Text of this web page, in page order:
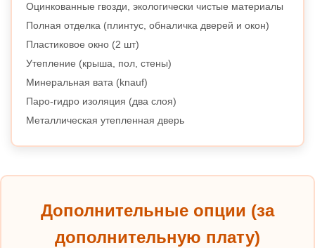
Оцинкованные гвозди, экологически чистые материалы
Полная отделка (плинтус, обналичка дверей и окон)
Пластиковое окно (2 шт)
Утепление (крыша, пол, стены)
Минеральная вата (knauf)
Паро-гидро изоляция (два слоя)
Металлическая утепленная дверь
Дополнительные опции (за
дополнительную плату)